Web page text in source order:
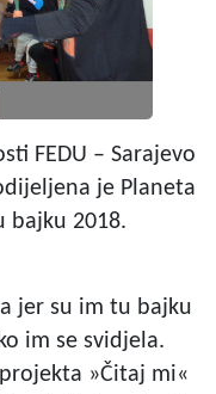
FEDU – Sarajevo
je Planeta
bajku 2018.
jer su im tu bajku
im se svidjela.
»Čitaj mi«